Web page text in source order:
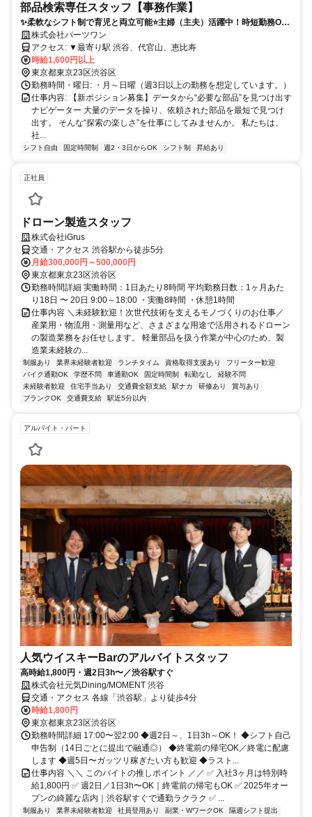
部品検索専任スタッフ【事務作業】
✨柔軟なシフト制で育児と両立可能⭐️主婦（主夫）活躍中！時短勤務OK
のアルバイト募集♪
株式会社パーツワン
アクセス: ▼最寄り駅 渋谷、代官山、恵比寿
時給1,600円以上
東京都東京23区渋谷区
勤務時間・曜日: ・月～日曜（週3日以上の勤務を想定しています。）
仕事内容: 【新ポジション募集】データから“必要な部品”を見つけ出す
ナビゲーター 大量のデータを操り、依頼された部品を最短で見つけ
出す。 そんな“探索の楽しさ”を仕事にしてみませんか。 私たちは、
社...
シフト自由 固定時間制 週2・3日からOK シフト制 昇給あり
正社員
ドローン製造スタッフ
株式会社iGrus
交通・アクセス 渋谷駅から徒歩5分
月給300,000円～500,000円
東京都東京23区渋谷区
勤務時間詳細 実働時間：1日あたり8時間 平均勤務日数：1ヶ月あた
り18日 〜 20日 9:00～18:00 ・実働8時間 ・休憩1時間
仕事内容 ＼未経験歓迎！次世代技術を支えるモノづくりのお仕事／
産業用・物流用・測量用など、さまざまな用途で活用されるドローン
の製造業務をお任せします。 軽量部品を扱う作業が中心のため、製
造業未経験の...
制服あり 業界未経験者歓迎 ランチタイム 資格取得支援あり
フリーター歓迎
バイク通勤OK
学歴不問 車通勤OK 固定時間制 転勤なし
経験不問
未経験者歓迎
住宅手当あり 交通費全額支給 駅ナカ 研修あり
賞与あり
ブランクOK
交通費支給 駅近5分以内
アルバイト・パート
人気ウイスキーBarのアルバイトスタッフ
高時給1,800円・週2日3h〜／渋谷駅すぐ
株式会社元気Dining/MOMENT 渋谷
交通・アクセス 各線「渋谷駅」より徒歩4分
時給1,800円
東京都東京23区渋谷区
勤務時間詳細 17:00〜翌2:00 ◆週2日～、1日3h～OK！ ◆シフト自己
申告制（14日ごとに提出で融通◎） ◆終電前の帰宅OK／終電に配慮
します ◆週5日〜ガッツリ稼ぎたい方も歓迎 ◆ラスト...
仕事内容 ＼＼ このバイトの推しポイント ／／ ✅ 入社3ヶ月は特別時
給1,800円 ✅ 週2日／1日3h〜OK｜終電前の帰宅もOK ✅ 2025年オー
プンの綺麗な店内｜渋谷駅すぐで通勤ラクラク ✅ ...
制服あり 業界未経験者歓迎 社員登用あり 副業・WワークOK
隔週シフト提出